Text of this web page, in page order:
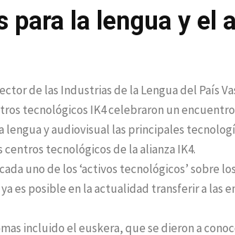
para la lengua y el
de las Industrias de la Lengua del País
tecnológicos IK4 celebraron un encuentro
y audiovisual las principales
tecnológicos de la alianza IK4.
uno de los ‘activos tecnológicos’ sobre
es posible en la actualidad transferir a las
incluido el euskera, que se dieron a